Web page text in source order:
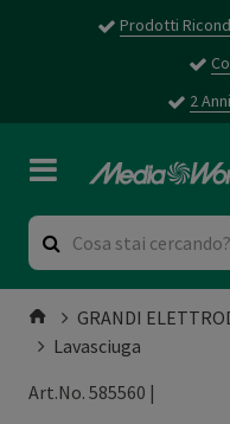
Prodotti
2
GRANDI
Lavasciuga
Art.No. 585560 |